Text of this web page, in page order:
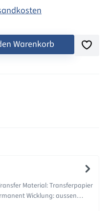
Warenkorb
Material: Transferpapier
Wicklung: aussen…